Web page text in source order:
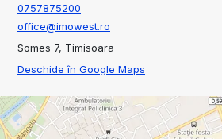
0757875200
office@imowest.ro
Somes 7, Timisoara
Deschide în Google Maps